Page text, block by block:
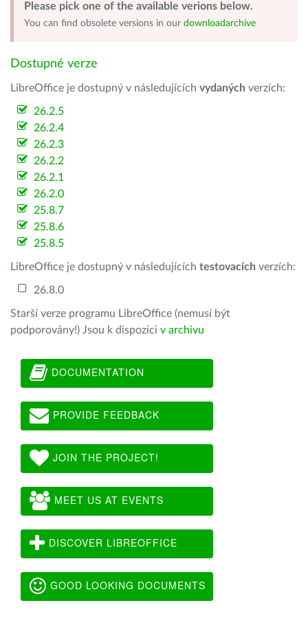
Please pick one of the available verions below.
You can find obsolete versions in our downloadarchive
Dostupné verze
LibreOffice je dostupný v následujících vydaných verzích:
26.2.5
26.2.4
26.2.3
26.2.2
26.2.1
26.2.0
25.8.7
25.8.6
25.8.5
LibreOffice je dostupný v následujících testovacích verzích:
26.8.0
Starší verze programu LibreOffice (nemusí být
podporovány!) Jsou k dispozici v archivu
DOCUMENTATION
PROVIDE FEEDBACK
JOIN THE PROJECT!
MEET US AT EVENTS
DISCOVER LIBREOFFICE
GOOD LOOKING DOCUMENTS